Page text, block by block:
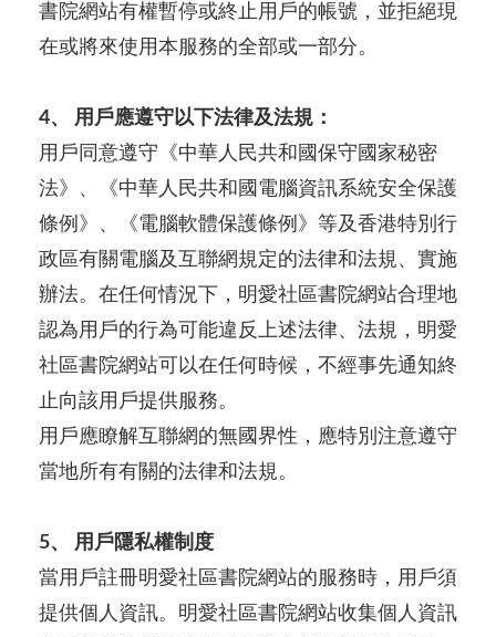
書院網站有權暫停或終止用戶的帳號，並拒絕現
在或將來使用本服務的全部或一部分。
4、 用戶應遵守以下法律及法規：
用戶同意遵守《中華人民共和國保守國家秘密
法》、《中華人民共和國電腦資訊系統安全保護
條例》、《電腦軟體保護條例》等及香港特別行
政區有關電腦及互聯網規定的法律和法規、實施
辦法。在任何情況下，明愛社區書院網站合理地
認為用戶的行為可能違反上述法律、法規，明愛
社區書院網站可以在任何時候，不經事先通知終
止向該用戶提供服務。
用戶應瞭解互聯網的無國界性，應特別注意遵守
當地所有有關的法律和法規。
5、 用戶隱私權制度
當用戶註冊明愛社區書院網站的服務時，用戶須
提供個人資訊。明愛社區書院網站收集個人資訊